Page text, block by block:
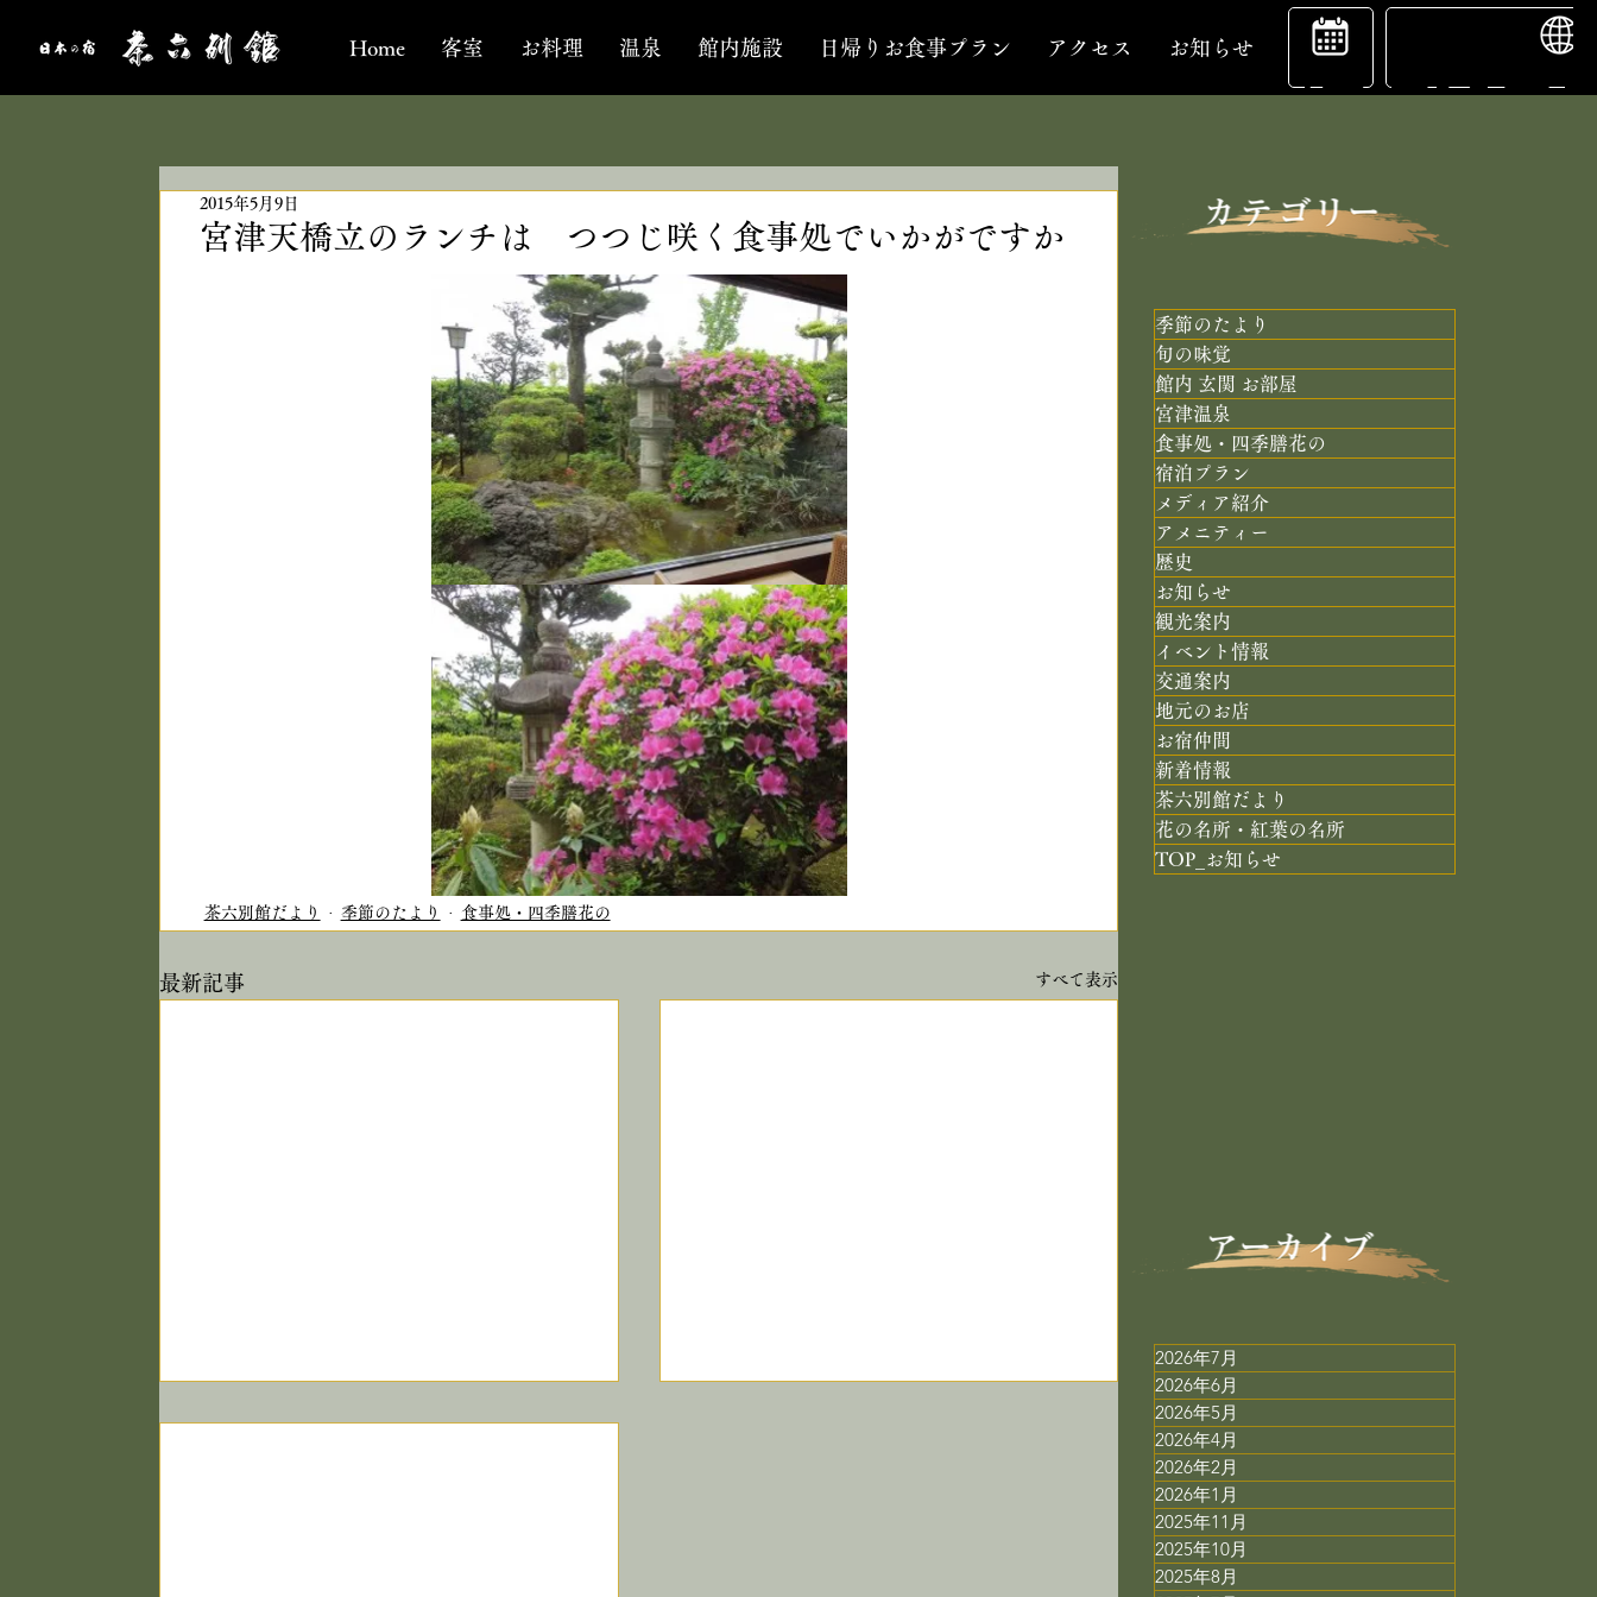
Home 客室 お料理 温泉 館内施設 日帰りお食事プラン アクセス お知らせ
宿
泊
予
約
宮津天橋立のランチは つつじ咲く食事処でいかがですか
2015年5月9日
茶六別館だより 季節のたより 食事処・四季膳花の
最新記事 すべて表示
2026年7月
2026年6月
2026年5月
2026年4月
2026年2月
2026年1月
2025年11月
2025年10月
2025年8月
季節のたより
旬の味覚
館内 玄関 お部屋
宮津温泉
食事処・四季膳花の
宿泊プラン
メディア紹介
アメニティー
歴史
お知らせ
観光案内
イベント情報
交通案内
地元のお店
お宿仲間
新着情報
茶六別館だより
花の名所・紅葉の名所
TOP_お知らせ